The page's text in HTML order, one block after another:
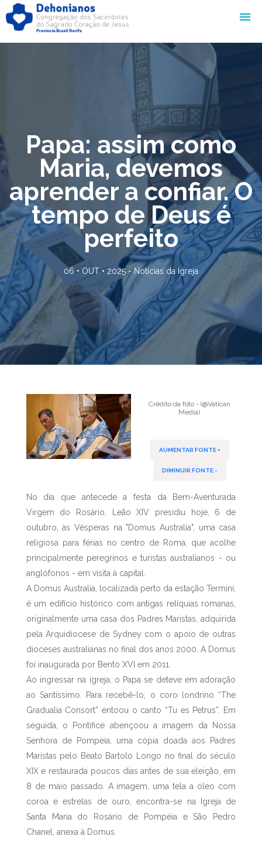
Papa: assim como
Maria, devemos
aprender a confiar. O
tempo de Deus é
perfeito
06 • OUT • 2025 -Notícias da Igreja
Crédito da foto - (@Vatican
Media)
AUMENTAR FONTE +
DIMINUIR FONTE -
No dia que antecede a festa da Bem-Aventurada
Virgem do Rosário, Leão XIV presidiu hoje, 6 de
outubro, às Vésperas na "Domus Australia", uma casa
religiosa para férias no centro de Roma, que acolhe
principalmente peregrinos e turistas australianos - ou
anglófonos - em visita à capital.
A Domus Australia, localizada perto da estação Termini,
é um edifício histórico com antigas relíquias romanas,
originalmente uma casa dos Padres Maristas, adquirida
pela Arquidiocese de Sydney com o apoio de outras
dioceses australianas no final dos anos 2000. A Domus
foi inaugurada por Bento XVI em 2011.
Ao ingressar na igreja, o Papa se deteve em adoração
ao Santíssimo. Para recebê-lo, o coro londrino “The
Gradualia Consort” entoou o canto “Tu es Petrus”. Em
seguida, o Pontífice abençoou a imagem da Nossa
Senhora de Pompeia, uma cópia doada aos Padres
Maristas pelo Beato Bartolo Longo no final do século
XIX e restaurada poucos dias antes de sua eleição, em
8 de maio passado. A imagem, uma tela a óleo com
coroa e estrelas de ouro, encontra-se na Igreja de
Santa Maria do Rosário de Pompéia e São Pedro
Chanel, anexa à Domus.